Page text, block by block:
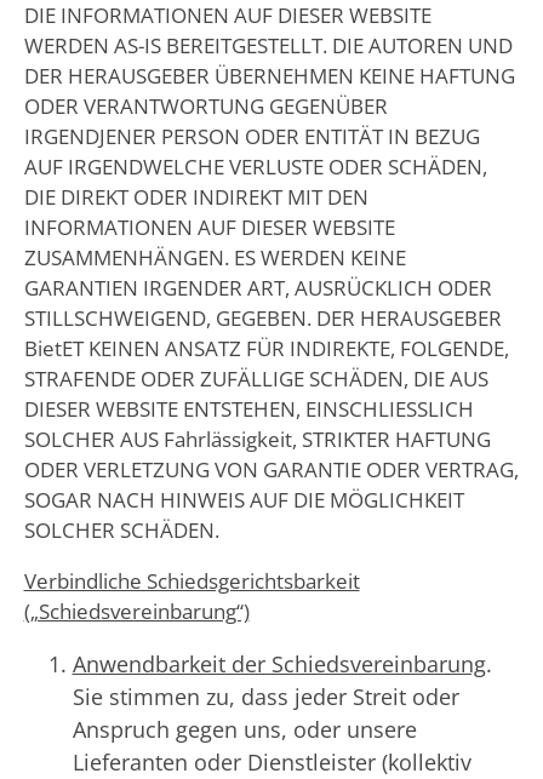
DIE INFORMATIONEN AUF DIESER WEBSITE
WERDEN AS-IS BEREITGESTELLT. DIE AUTOREN UND
DER HERAUSGEBER ÜBERNEHMEN KEINE HAFTUNG
ODER VERANTWORTUNG GEGENÜBER
IRGENDJENER PERSON ODER ENTITÄT IN BEZUG
AUF IRGENDWELCHE VERLUSTE ODER SCHÄDEN,
DIE DIREKT ODER INDIREKT MIT DEN
INFORMATIONEN AUF DIESER WEBSITE
ZUSAMMENHÄNGEN. ES WERDEN KEINE
GARANTIEN IRGENDER ART, AUSRÜCKLICH ODER
STILLSCHWEIGEND, GEGEBEN. DER HERAUSGEBER
BietET KEINEN ANSATZ FÜR INDIREKTE, FOLGENDE,
STRAFENDE ODER ZUFÄLLIGE SCHÄDEN, DIE AUS
DIESER WEBSITE ENTSTEHEN, EINSCHLIESSLICH
SOLCHER AUS Fahrlässigkeit, STRIKTER HAFTUNG
ODER VERLETZUNG VON GARANTIE ODER VERTRAG,
SOGAR NACH HINWEIS AUF DIE MÖGLICHKEIT
SOLCHER SCHÄDEN.
Verbindliche Schiedsgerichtsbarkeit
(„Schiedsvereinbarung“)
Anwendbarkeit der Schiedsvereinbarung.
Sie stimmen zu, dass jeder Streit oder
Anspruch gegen uns, oder unsere
Lieferanten oder Dienstleister (kollektiv